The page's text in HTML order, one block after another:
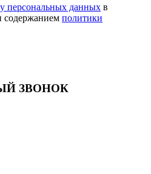
персональных данных в
содержанием политики
ЗВОНОК